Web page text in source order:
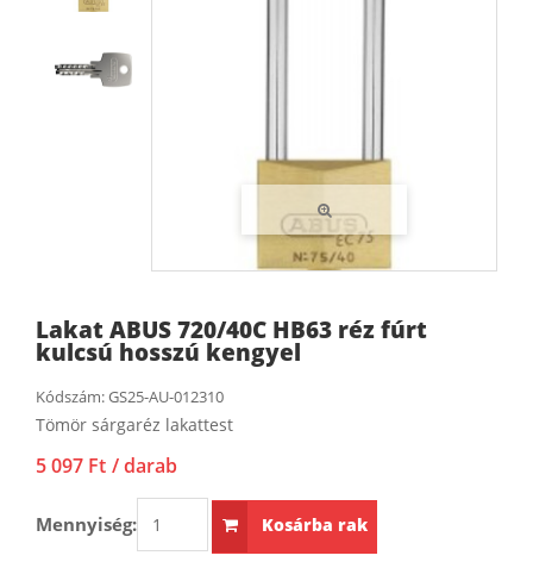
Lakat ABUS 720/40C HB63 réz fúrt
kulcsú hosszú kengyel
Kódszám:GS25-AU-012310
Tömör sárgaréz lakattest
5 097 Ft / darab
Mennyiség: Kosárba rak